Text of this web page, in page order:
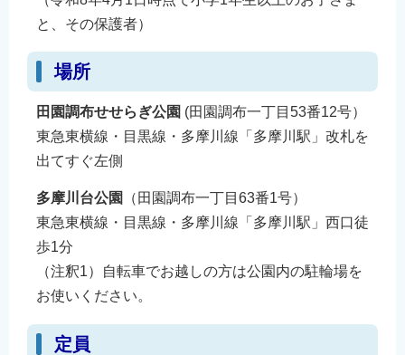
と、その保護者）
場所
田園調布せせらぎ公園 (田園調布一丁目53番12号）
東急東横線・目黒線・多摩川線「多摩川駅」改札を
出てすぐ左側
多摩川台公園
（田園調布一丁目63番1号）
東急東横線・目黒線・多摩川線「多摩川駅」西口徒
歩1分
（注釈1）自転車でお越しの方は公園内の駐輪場を
お使いください。
定員